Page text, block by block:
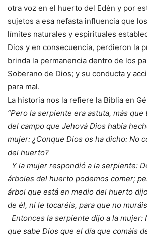
otra voz en el huerto del Edén y por
sujetos a esa nefasta influencia que
límites naturales y espirituales
Dios y en consecuencia, perdieron la
brinda la permanencia dentro de los
Soberano de Dios; y su conducta y
para mal.
La historia nos la refiere la Biblia en
“Pero la serpiente era astuta, más
del campo que Jehová Dios había
mujer: ¿Conque Dios os ha dicho: No
del huerto?
Y la mujer respondió a la serpiente:
árboles del huerto podemos comer;
árbol que está en medio del huerto
de él, ni le tocaréis, para que no
Entonces la serpiente dijo a la mujer:
que sabe Dios que el día que comáis